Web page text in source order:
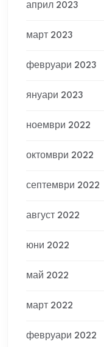
април 2023
март 2023
февруари 2023
януари 2023
ноември 2022
октомври 2022
септември 2022
август 2022
юни 2022
май 2022
март 2022
февруари 2022